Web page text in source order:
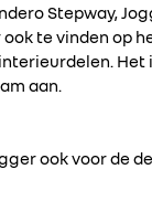
Stepway,
te vinden op
Het
aan.
ook voor de